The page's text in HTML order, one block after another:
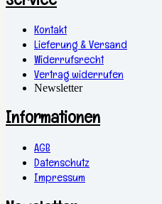
Kontakt
Lieferung & Versand
Widerrufsrecht
Vertrag widerrufen
Newsletter
Informationen
AGB
Datenschutz
Impressum